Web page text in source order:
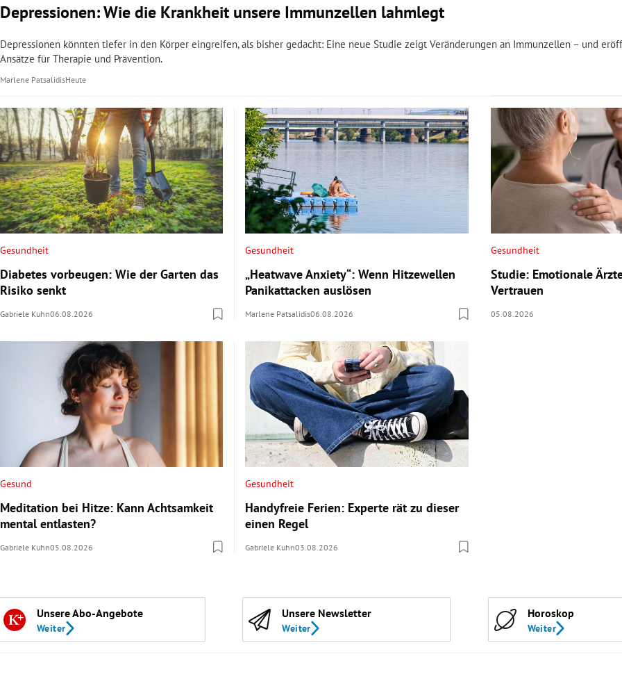
Depressionen: Wie die Krankheit unsere Immunzellen lahmlegt
Depressionen könnten tiefer in den Körper eingreifen, als bisher gedacht: Eine neue Studie zeigt Veränderungen an Immunzellen – und
Ansätze für Therapie und Prävention.
Marlene PatsalidisHeute
Gesundheit
Diabetes vorbeugen: Wie der Garten das
Risiko senkt
Gabriele Kuhn06.08.2026
Gesundheit
„Heatwave Anxiety“: Wenn Hitzewellen
Panikattacken auslösen
Marlene Patsalidis06.08.2026
Gesundheit
Studie: Emotionale
Vertrauen
05.08.2026
Gesund
Meditation bei Hitze: Kann Achtsamkeit
mental entlasten?
Gabriele Kuhn05.08.2026
Gesundheit
Handyfreie Ferien: Experte rät zu dieser
einen Regel
Gabriele Kuhn03.08.2026
Unsere Abo-Angebote
Weiter
Unsere Newsletter
Weiter
Horoskop
Weiter